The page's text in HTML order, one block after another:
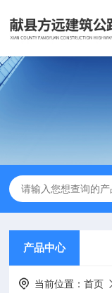
产品中心
当前位置：首页